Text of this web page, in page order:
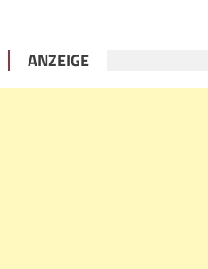
ANZEIGE